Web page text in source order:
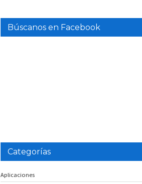
Búscanos en Facebook
Categorías
Aplicaciones